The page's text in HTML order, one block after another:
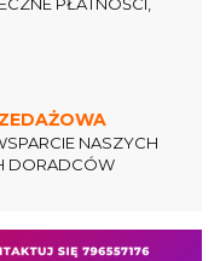
NASZYCH
DORADCÓW